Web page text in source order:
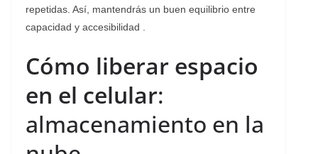
repetidas. Así, mantendrás un buen equilibrio entre
capacidad y accesibilidad .
Cómo liberar espacio
en el celular:
almacenamiento en la